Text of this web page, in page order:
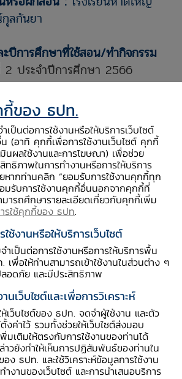
ลกันยา
ปีการศึกษาที่ใช้สอน/ทำกิจกรรม
2 ประจำปีการศึกษา 2566
ศึกษาปีที่ 1
ใช้ :
ชา - สังคมศึกษา (สาระ
รียนรู้ :
มายของเศรษฐกิจพอเพียงได้
ญาของเศรษฐกิจพอเพียงได้
ารนำปรัชญาเศรษฐกิจพอเพียง
วันได้
รเงิน (Financial competency)
ะเมินความสามารถในการจ่ายเงิน
งตนเองก่อนซื้อสินค้า ไม่ด่วน
กี้ของ ธปท.
ป็นต่อการใช้งานหรือให้บริการเว็บไซต์
(อาทิ คุกกี้เพื่อการใช้งานเว็บไซต์ คุกกี้
มินผลใช้งานและการโฆษณา) เพื่อช่วย
ทธิภาพในการทำงานหรือการให้บริการ
หากท่านคลิก “ยอมรับการใช้งานคุกกี้ทุก
มรับการใช้งานคุกกี้อื่นนอกจากคุกกี้ที่
ารถศึกษารายละเอียดเกี่ยวกับคุกกี้เพิ่ม
รใช้คุกกี้ของ ธปท.
ช้งานหรือให้บริการเว็บไซต์
ำเป็นต่อการใช้งานหรือการให้บริการพื้น
เพื่อให้ท่านสามารถเข้าใช้งานในส่วนต่าง ๆ
ลอดภัย และมีประสิทธิภาพ
นเว็บไซต์และเพื่อการวิเคราะห์
เว็บไซต์ของ ธปท. จดจำผู้ใช้งาน และตัว
ค่าไว้ รวมทั้งช่วยให้เว็บไซต์ส่งมอบ
มเติมให้ตรงกับการใช้งานของท่านได้
วยังทำให้เห็นการปฏิสัมพันธ์ของท่านใน
อง ธปท. และใช้วิเคราะห์ข้อมูลการใช้งาน
งานของเว็บไซต์ และการนำเสนอบริการ